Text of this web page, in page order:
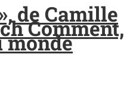
de Camille
Comment,
monde